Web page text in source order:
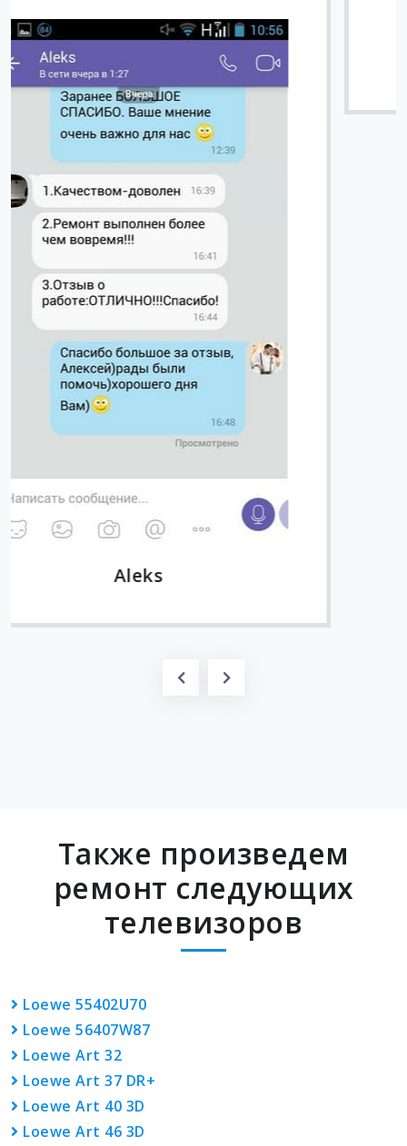
Вячеслав
Также произведем
ремонт следующих
телевизоров
Loewe 55402U70
Loewe 56407W87
Loewe Art 32
Loewe Art 37 DR+
Loewe Art 40 3D
Loewe Art 46 3D